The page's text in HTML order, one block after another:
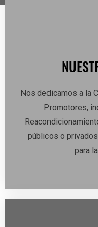
Nos dedicamos a la
Promotores,
públicos o
para